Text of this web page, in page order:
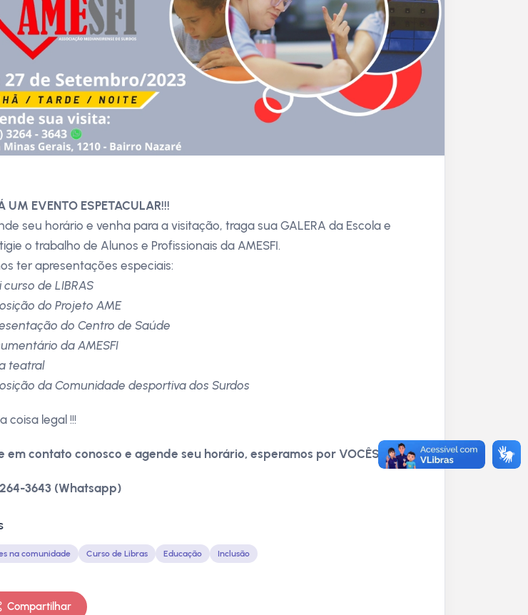
UM EVENTO ESPETACULAR!!!
seu horário e venha para a visitação, traga sua GALERA da Escola e
o trabalho de Alunos e Profissionais da AMESFI.
ter apresentações especiais:
curso de LIBRAS
do Projeto AME
do Centro de Saúde
da AMESFI
teatral
da Comunidade desportiva dos Surdos
coisa legal !!!
em contato conosco e agende seu horário, esperamos por VOCÊS!
3643 (Whatsapp)
na comunidade Curso de Libras Educação Inclusão
Compartilhar